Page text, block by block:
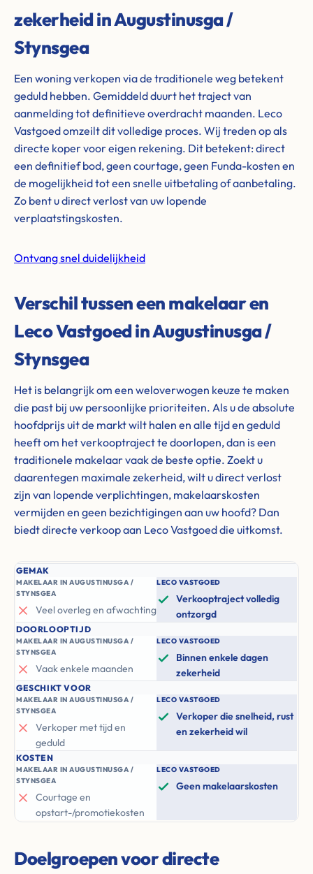
zekerheid in Augustinusga /
Stynsgea
Een woning verkopen via de traditionele weg betekent
geduld hebben. Gemiddeld duurt het traject van
aanmelding tot definitieve overdracht maanden. Leco
Vastgoed omzeilt dit volledige proces. Wij treden op als
directe koper voor eigen rekening. Dit betekent: direct
een definitief bod, geen courtage, geen Funda-kosten en
de mogelijkheid tot een snelle uitbetaling of aanbetaling.
Zo bent u direct verlost van uw lopende
verplaatstingskosten.
Ontvang snel duidelijkheid
Verschil tussen een makelaar en
Leco Vastgoed in Augustinusga /
Stynsgea
Het is belangrijk om een weloverwogen keuze te maken
die past bij uw persoonlijke prioriteiten. Als u de absolute
hoofdprijs uit de markt wilt halen en alle tijd en geduld
heeft om het verkooptraject te doorlopen, dan is een
traditionele makelaar vaak de beste optie. Zoekt u
daarentegen maximale zekerheid, wilt u direct verlost
zijn van lopende verplichtingen, makelaarskosten
vermijden en geen bezichtigingen aan uw hoofd? Dan
biedt directe verkoop aan Leco Vastgoed die uitkomst.
GEMAK
MAKELAAR IN AUGUSTINUSGA /
STYNSGEA
Veel overleg en afwachting
LECO VASTGOED
Verkooptraject volledig
ontzorgd
DOORLOOPTIJD
MAKELAAR IN AUGUSTINUSGA /
STYNSGEA
Vaak enkele maanden
LECO VASTGOED
Binnen enkele dagen
zekerheid
GESCHIKT VOOR
MAKELAAR IN AUGUSTINUSGA /
STYNSGEA
Verkoper met tijd en
geduld
LECO VASTGOED
Verkoper die snelheid, rust
en zekerheid wil
KOSTEN
MAKELAAR IN AUGUSTINUSGA /
STYNSGEA
Courtage en
opstart-/promotiekosten
LECO VASTGOED
Geen makelaarskosten
Doelgroepen voor directe